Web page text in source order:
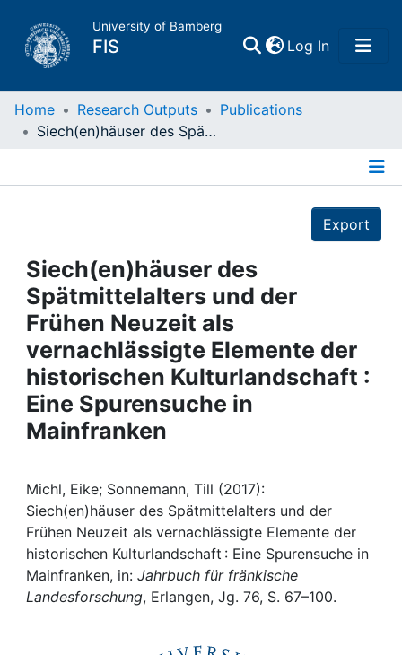
University of Bamberg
FIS Log In(current)
Home
Projects
People
Institutions
Awards
Help
Home Research Outputs
Publications
Siech(en)häuser des Spätmittelalters und der Frühen Neuzeit als vernachlässigte Elemente der historischen Kulturlandschaft : Eine Spurensuche in Mainfranken
Export
Siech(en)häuser des
Spätmittelalters und der
Frühen Neuzeit als
vernachlässigte Elemente der
historischen Kulturlandschaft :
Eine Spurensuche in
Mainfranken
Michl, Eike; Sonnemann, Till (2017):
Siech(en)häuser des Spätmittelalters und der
Frühen Neuzeit als vernachlässigte Elemente der
historischen Kulturlandschaft : Eine Spurensuche in
Mainfranken, in: Jahrbuch für fränkische
Landesforschung, Erlangen, Jg. 76, S. 67–100.